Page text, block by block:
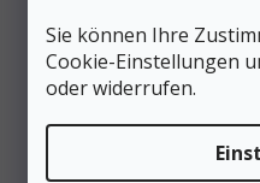
Sie können Ihre
Cookie-Einstellungen
oder widerrufen.
Laufen
Die klassische
eine feine
Kurze Einlaufzeit
TPU-Verstärkungen
Ausflügen vollständig
Der Schuh ersetzt